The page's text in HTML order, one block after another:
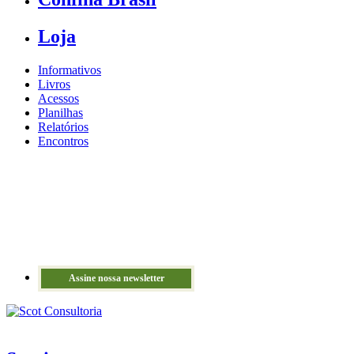
Loja
Informativos
Livros
Acessos
Planilhas
Relatórios
Encontros
Assine nossa newsletter